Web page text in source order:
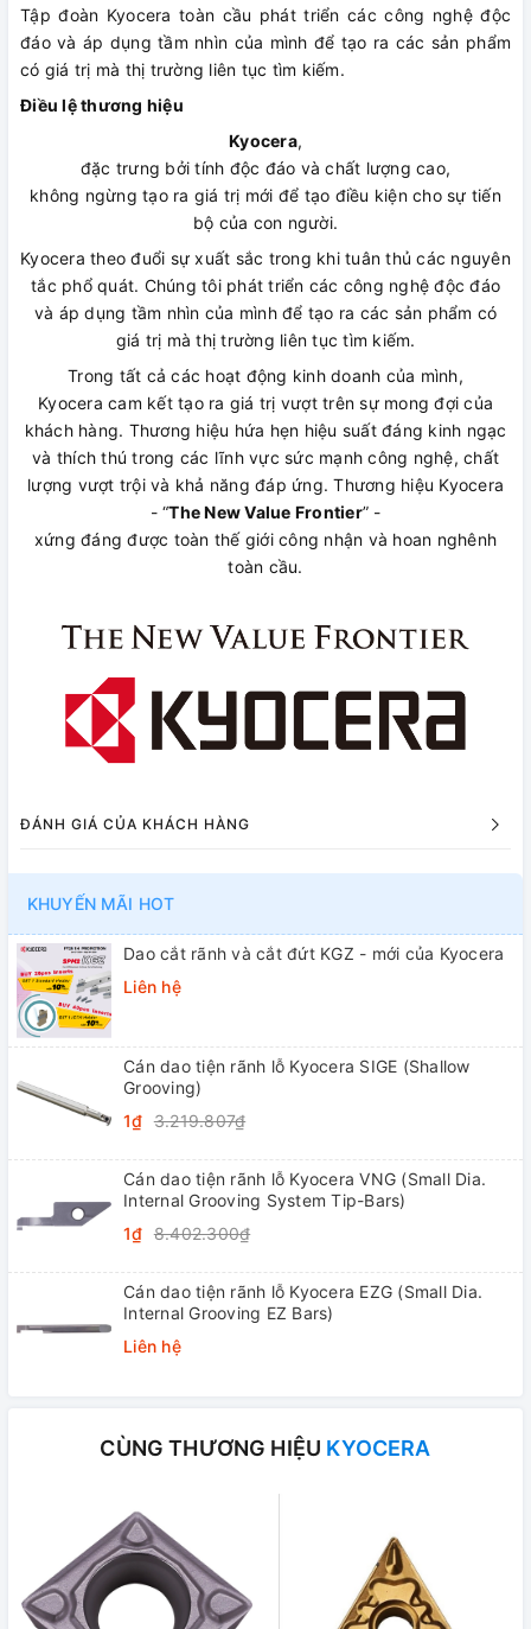
Tập đoàn Kyocera toàn cầu phát triển các công nghệ độc
đáo và áp dụng tầm nhìn của mình để tạo ra các sản phẩm
có giá trị mà thị trường liên tục tìm kiếm.
Điều lệ thương hiệu
Kyocera,
đặc trưng bởi tính độc đáo và chất lượng cao,
không ngừng tạo ra giá trị mới để tạo điều kiện cho sự tiến
bộ của con người.
Kyocera theo đuổi sự xuất sắc trong khi tuân thủ các nguyên
tắc phổ quát. Chúng tôi phát triển các công nghệ độc đáo
và áp dụng tầm nhìn của mình để tạo ra các sản phẩm có
giá trị mà thị trường liên tục tìm kiếm.
Trong tất cả các hoạt động kinh doanh của mình,
Kyocera cam kết tạo ra giá trị vượt trên sự mong đợi của
khách hàng. Thương hiệu hứa hẹn hiệu suất đáng kinh ngạc
và thích thú trong các lĩnh vực sức mạnh công nghệ, chất
lượng vượt trội và khả năng đáp ứng. Thương hiệu Kyocera
- “The New Value Frontier” -
xứng đáng được toàn thế giới công nhận và hoan nghênh
toàn cầu.
ĐÁNH GIÁ CỦA KHÁCH HÀNG
KHUYẾN MÃI HOT
Dao cắt rãnh và cắt đứt KGZ - mới của Kyocera
Liên hệ
Cán dao tiện rãnh lỗ Kyocera SIGE (Shallow
Grooving)
1₫ 3.219.807₫
Cán dao tiện rãnh lỗ Kyocera VNG (Small Dia.
Internal Grooving System Tip-Bars)
1₫ 8.402.300₫
Cán dao tiện rãnh lỗ Kyocera EZG (Small Dia.
Internal Grooving EZ Bars)
Liên hệ
CÙNG THƯƠNG HIỆU KYOCERA